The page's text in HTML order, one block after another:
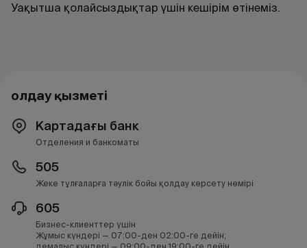
Уақытша қолайсыздықтар үшін кешірім өтінеміз.
Қолдау қызметі
Картадағы банк
Отделения и банкоматы
505
Жеке тұлғаларға тәулік бойы қолдау көрсету нөмірі
605
Бизнес-клиенттер үшін
Жұмыс күндері — 07:00-ден 02:00-ге дейін;